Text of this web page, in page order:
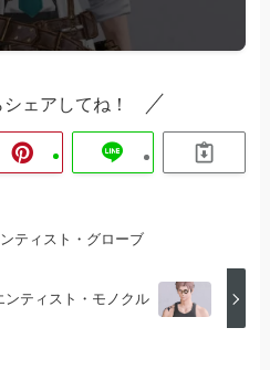
ェアしてね！
ティスト・グローブ
ンティスト・モノクル